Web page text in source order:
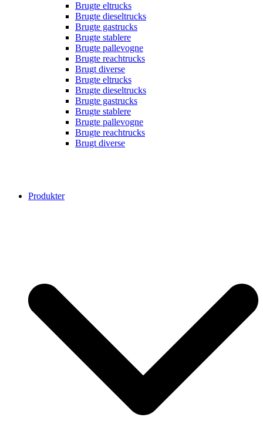
Brugte eltrucks
Brugte dieseltrucks
Brugte gastrucks
Brugte stablere
Brugte pallevogne
Brugte reachtrucks
Brugt diverse
Brugte eltrucks
Brugte dieseltrucks
Brugte gastrucks
Brugte stablere
Brugte pallevogne
Brugte reachtrucks
Brugt diverse
Produkter